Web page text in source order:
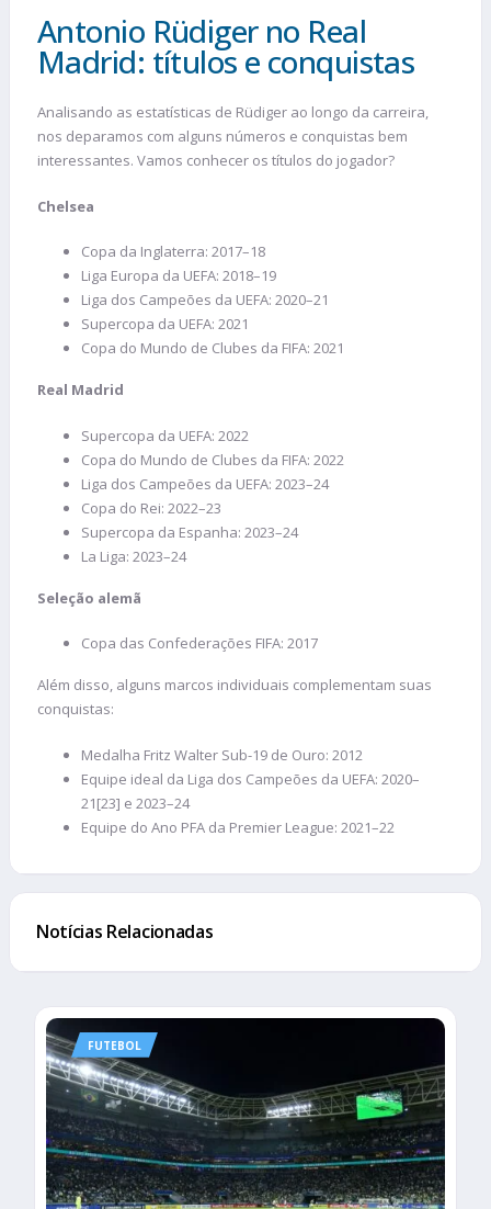
Antonio Rüdiger no Real
Madrid: títulos e conquistas
Analisando as estatísticas de Rüdiger ao longo da carreira,
nos deparamos com alguns números e conquistas bem
interessantes. Vamos conhecer os títulos do jogador?
Chelsea
Copa da Inglaterra: 2017–18
Liga Europa da UEFA: 2018–19
Liga dos Campeões da UEFA: 2020–21
Supercopa da UEFA: 2021
Copa do Mundo de Clubes da FIFA: 2021
Real Madrid
Supercopa da UEFA: 2022
Copa do Mundo de Clubes da FIFA: 2022
Liga dos Campeões da UEFA: 2023–24
Copa do Rei: 2022–23
Supercopa da Espanha: 2023–24
La Liga: 2023–24
Seleção alemã
Copa das Confederações FIFA: 2017
Além disso, alguns marcos individuais complementam suas
conquistas:
Medalha Fritz Walter Sub-19 de Ouro: 2012
Equipe ideal da Liga dos Campeões da UEFA: 2020–
21[23] e 2023–24
Equipe do Ano PFA da Premier League: 2021–22
Notícias Relacionadas
FUTEBOL